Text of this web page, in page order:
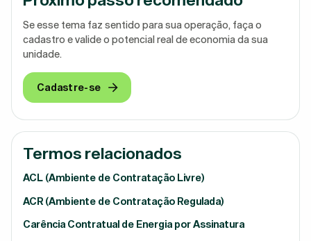
Se esse tema faz sentido para sua operação, faça o
cadastro e valide o potencial real de economia da sua
unidade.
Cadastre-se
Termos relacionados
ACL (Ambiente de Contratação Livre)
ACR (Ambiente de Contratação Regulada)
Carência Contratual de Energia por Assinatura